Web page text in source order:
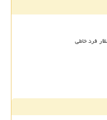
فرد خاطی